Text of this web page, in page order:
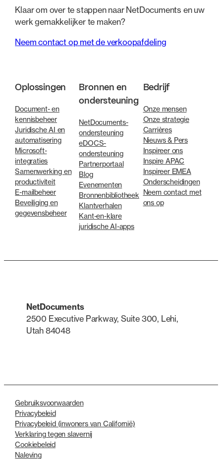
Klaar om over te stappen naar NetDocuments en uw
werk gemakkelijker te maken?
Neem contact op met de verkoopafdeling
Oplossingen
Document- en
kennisbeheer
Juridische AI en
automatisering
Microsoft-
integraties
Samenwerking en
productiviteit
E-mailbeheer
Beveiliging en
gegevensbeheer
Bronnen en
ondersteuning
NetDocuments-
ondersteuning
eDOCS-
ondersteuning
Partnerportaal
Blog
Evenementen
Bronnenbibliotheek
Klantverhalen
Kant-en-klare
juridische AI-apps
Bedrijf
Onze mensen
Onze strategie
Carrières
Nieuws & Pers
Inspireer ons
Inspire APAC
Inspireer EMEA
Onderscheidingen
Neem contact met
ons op
NetDocuments
2500 Executive Parkway, Suite 300, Lehi,
Utah 84048
Gebruiksvoorwaarden
Privacybeleid
Privacybeleid (inwoners van Californië)
Verklaring tegen slavernij
Cookiebeleid
Naleving